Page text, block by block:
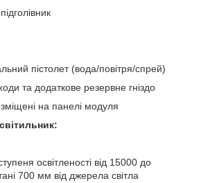
пістолет (вода/повітря/спрей)
та додаткове резервне гніздо
на панелі модуля
освітленості від 15000 до
700 мм від джерела світла